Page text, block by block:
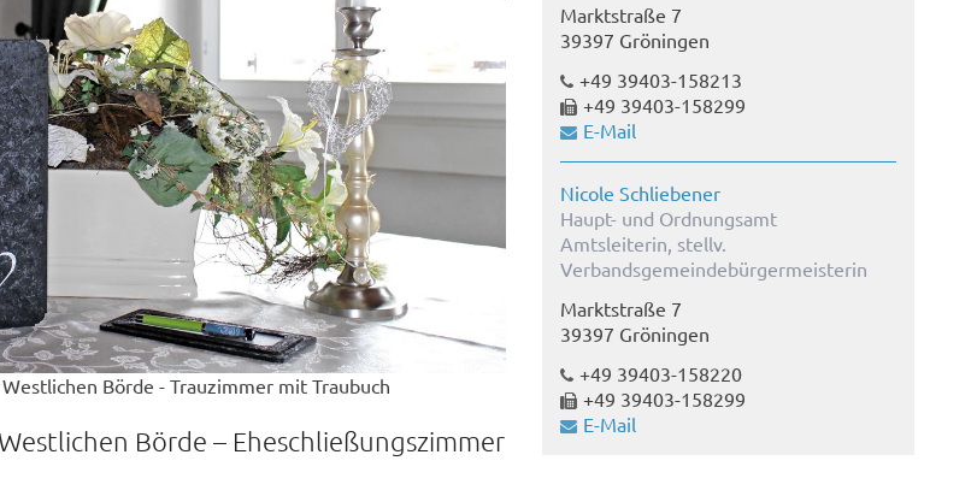
Börde - Trauzimmer mit Traubuch
Börde – Eheschließungszimmer
Marktstraße 7
39397 Gröningen
+49 39403-158213
+49 39403-158299
E-Mail
Nicole Schliebener
Haupt- und Ordnungsamt
Amtsleiterin, stellv.
Verbandsgemeindebürgermeisterin
Marktstraße 7
39397 Gröningen
+49 39403-158220
+49 39403-158299
E-Mail